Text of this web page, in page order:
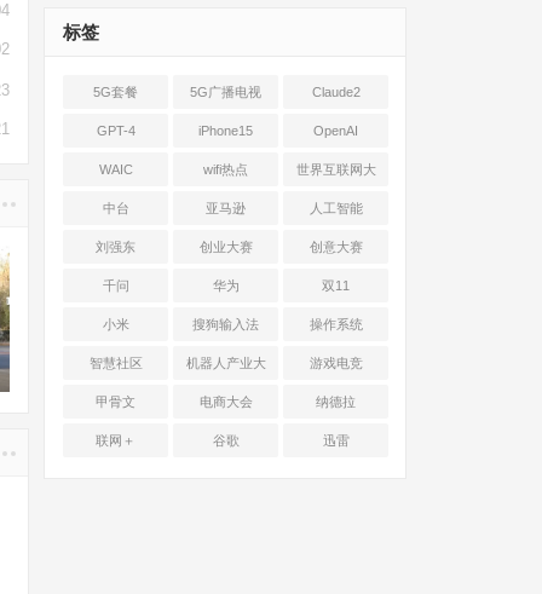
标签
5G套餐 5G广播电视 Claude2
GPT-4 iPhone15 OpenAI
WAIC wifi热点 世界互联网大
会
中台 亚马逊 人工智能
刘强东 创业大赛 创意大赛
千问 华为 双11
小米 搜狗输入法 操作系统
智慧社区 机器人产业大
会
游戏电竞
甲骨文 电商大会 纳德拉
联网＋ 谷歌 迅雷